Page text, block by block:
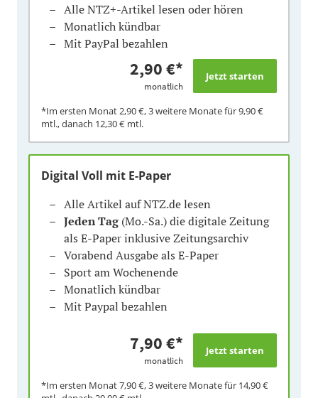
Alle NTZ+-Artikel lesen oder hören
Monatlich kündbar
Mit PayPal bezahlen
2,90 €*
monatlich
*Im ersten Monat2,90 €, 3 weitere Monate für9,90 €
mtl., danach 12,30 € mtl.
Digital Voll mit E-Paper
Alle Artikel auf NTZ.de lesen
Jeden Tag(Mo.-Sa.) die digitale Zeitung
als E-Paper inklusive Zeitungsarchiv
Vorabend Ausgabe als E-Paper
Sport am Wochenende
Monatlich kündbar
Mit Paypal bezahlen
7,90 €*
monatlich
*Im ersten Monat7,90 €, 3 weitere Monate für 14,90 €